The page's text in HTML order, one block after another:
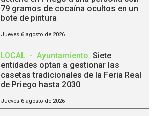
79 gramos de cocaína ocultos en un
bote de pintura
Jueves 6 agosto de 2026
LOCAL - Ayuntamiento. Siete
entidades optan a gestionar las
casetas tradicionales de la Feria Real
de Priego hasta 2030
Jueves 6 agosto de 2026